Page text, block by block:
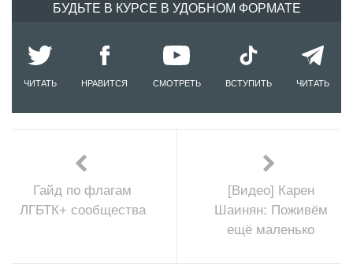
БУДЬТЕ В КУРСЕ В УДОБНОМ ФОРМАТЕ
ЧИТАТЬ НРАВИТСЯ СМОТРЕТЬ ВСТУПИТЬ ЧИТАТЬ
Гайд по флагам
ЛГБТК+ сообщества
[Видео] Карен
Шаинян: Поживём
ещё маленько